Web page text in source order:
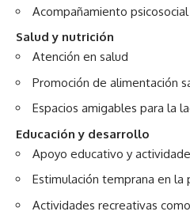
Acompañamiento
Salud y nutrición
Atención en salud
Promoción de alimentación
Espacios amigables para la
Educación y desarrollo
Apoyo educativo y
Estimulación temprana en la
Actividades recreativas